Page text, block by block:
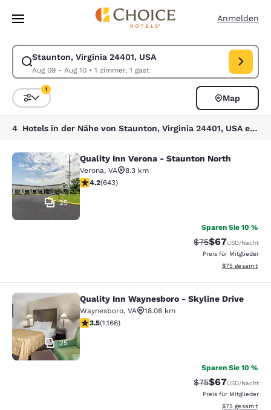
Weiter Zu Hauptinhalt
Anmelden
Staunton, Virginia 24401, USA
Aug 09 - Aug 10• 1 zimmer, 1 gast
Suche für Staunton, Virginia 24401, USA ändern. Check-in-Datum Aug
Sortieren und Filtern,
1
Map
4 Hotels in der Nähe von Staunton, Virginia 24401, USA entsprechen Ihren Filtern
Quality Inn Verona - Staunton North
25
Quality Inn Verona - Staunton North
Verona, VA
8.3 km
4.24-Sterne-Bewertung. Hervorragend. 643
4.2(643)
Sparen Sie 10 %
$75Vergünstigter
$67USD/Nacht
Preis für Mitglieder
Geschätzte
$75 gesamt
Quality Inn Waynesboro - Skyline
25
Quality Inn Waynesboro - Skyline Drive
Waynesboro, VA
18.08 km
3.49-Sterne-Bewertung. Gut. 1166 Bewertungen
3.5(1.166)
Sparen Sie 10 %
$75Vergünstigter
$67USD/Nacht
Preis für Mitglieder
Geschätzte
$75 gesamt